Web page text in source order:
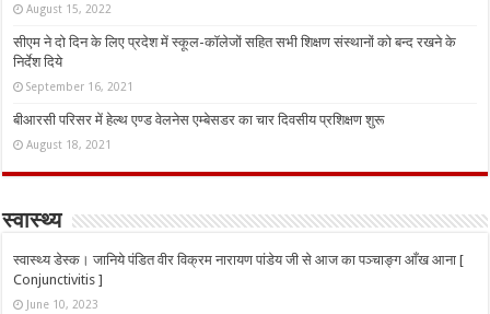
August 15, 2022
सीएम ने दो दिन के लिए प्रदेश में स्कूल-कॉलेजों सहित सभी शिक्षण संस्थानों को बन्द रखने के
निर्देश दिये
September 16, 2021
बीआरसी परिसर में हेल्थ एण्ड वेलनेस एम्बेसडर का चार दिवसीय प्रशिक्षण शुरू
August 18, 2021
स्वास्थ्य
स्वास्थ्य डेस्क। जानिये पंडित वीर विक्रम नारायण पांडेय जी से आज का पञ्चाङ्ग आँख आना [
Conjunctivitis ]
June 10, 2023